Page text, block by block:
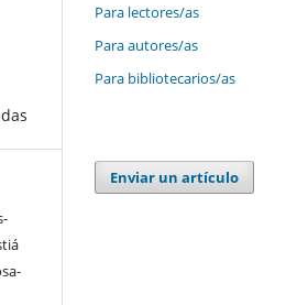
Para lectores/as
Para autores/as
Para bibliotecarios/as
Enviar un artículo